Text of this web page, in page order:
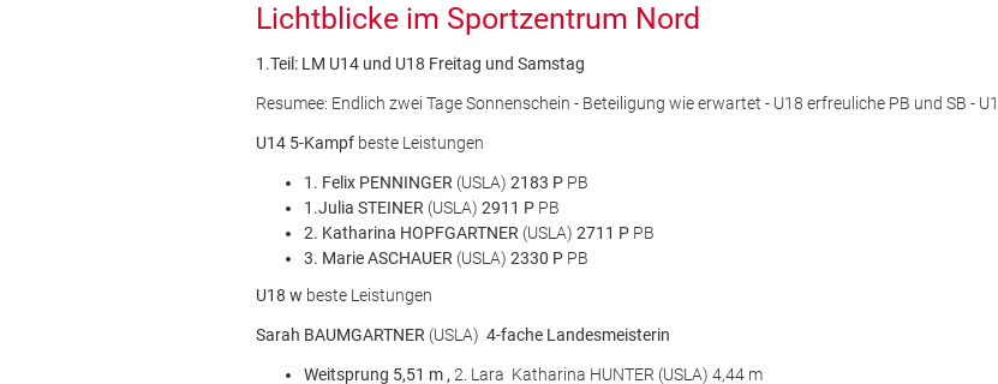
Lichtblicke im Sportzentrum Nord
1.Teil: LM U14 und U18 Freitag und Samstag
Resumee: Endlich zwei Tage Sonnenschein - Beteiligung wie erwartet - U18 erfreuliche PB und SB -
U14 5-Kampf beste Leistungen
1. Felix PENNINGER (USLA)2183 P PB
1.Julia STEINER (USLA)2911 P PB
2. Katharina HOPFGARTNER (USLA)2711 P PB
3. Marie ASCHAUER (USLA)2330 P PB
U18 w beste Leistungen
Sarah BAUMGARTNER (USLA)4-fache Landesmeisterin
Weitsprung 5,51 m ,2. Lara Katharina HUNTER (USLA) 4,44 m